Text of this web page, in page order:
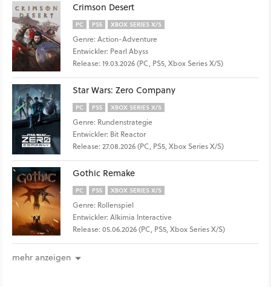
Crimson Desert
PC PS5 XBOX SERIES X/S
Genre: Action-Adventure
Entwickler: Pearl Abyss
Release: 19.03.2026 (PC, PS5, Xbox Series X/S)
Star Wars: Zero Company
PC PS5 XBOX SERIES X/S
Genre: Rundenstrategie
Entwickler: Bit Reactor
Release: 27.08.2026 (PC, PS5, Xbox Series X/S)
Gothic Remake
PC PS5 XBOX SERIES X/S
Genre: Rollenspiel
Entwickler: Alkimia Interactive
Release: 05.06.2026 (PC, PS5, Xbox Series X/S)
mehr anzeigen